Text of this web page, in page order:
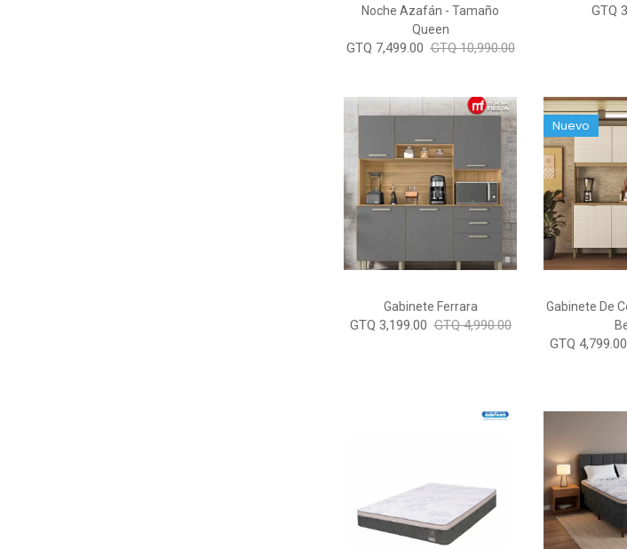
Noche Azafán - Tamaño
Queen
GTQ 7,499.00 GTQ 10,990.00
GTQ
Gabinete Ferrara
GTQ 3,199.00 GTQ 4,990.00
Gabinete De
Nuevo
GTQ 4,799.00